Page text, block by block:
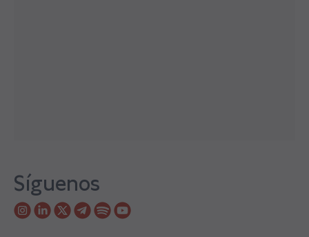
Síguenos